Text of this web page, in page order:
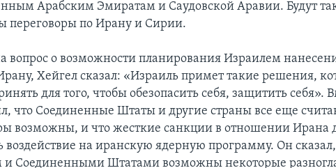
Арабским Эмиратам и Саудовской Аравии. Будут
переговоры по Ирану и Сирии.
вопрос о возможности планирования Израилем
Хейгел сказал: «Израиль примет такие решения,
для того, чтобы обезопасить себя, защитить себя».
что Соединенные Штаты и другие страны все еще
возможны, и что жесткие санкции в отношении Ирана
воздействие на иранскую ядерную программу. Он
и Соединенными Штатами возможны некоторые